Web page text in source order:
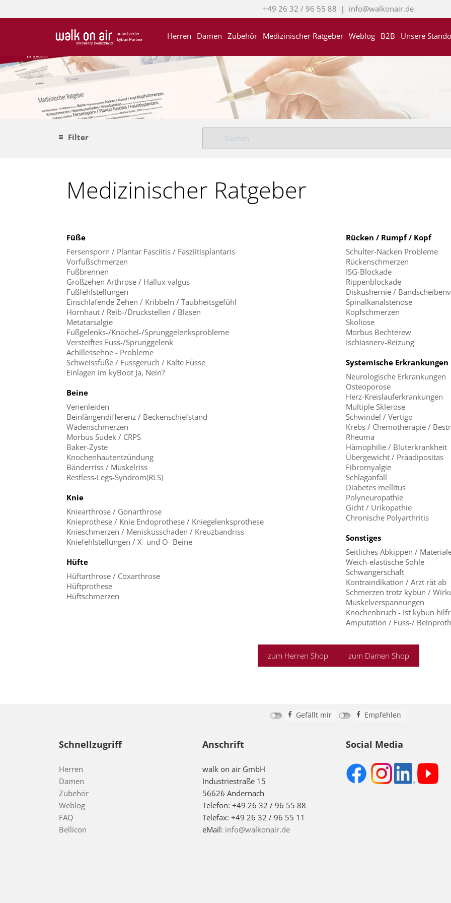
+49 26 32 / 96 55 88 | info@walkonair.de
Herren Damen Zubehör Medizinischer Ratgeber Weblog B2B Unsere
Filter
Medizinischer Ratgeber
Füße
Fersensporn / Plantar Fasciitis / Fasziitisplantaris
Vorfußschmerzen
Fußbrennen
Großzehen Arthrose / Hallux valgus
Fußfehlstellungen
Einschlafende Zehen / Kribbeln / Taubheitsgefühl
Hornhaut / Reib-/Druckstellen / Blasen
Metatarsalgie
Fußgelenks-/Knöchel-/Sprunggelenksprobleme
Versteiftes Fuss-/Sprunggelenk
Achillessehne - Probleme
Schweissfüße / Fussgeruch / Kalte Füsse
Einlagen im kyBoot Ja, Nein?
Beine
Venenleiden
Beinlängendifferenz / Beckenschiefstand
Wadenschmerzen
Morbus Sudek / CRPS
Baker-Zyste
Knochenhautentzündung
Bänderriss / Muskelriss
Restless-Legs-Syndrom(RLS)
Knie
Kniearthrose / Gonarthrose
Knieprothese / Knie Endoprothese / Kniegelenksprothese
Knieschmerzen / Meniskusschaden / Kreuzbandriss
Kniefehlstellungen / X- und O- Beine
Hüfte
Hüftarthrose / Coxarthrose
Hüftprothese
Hüftschmerzen
Rücken / Rumpf / Kopf
Schulter-Nacken Probleme
Rückenschmerzen
ISG-Blockade
Rippenblockade
Diskushernie /
Spinalkanalstenose
Kopfschmerzen
Skoliose
Morbus Bechterew
Ischiasnerv-Reizung
Systemische Erkrankungen
Neurologische Erkrankungen
Osteoporose
Herz-Kreislauferkrankungen
Multiple Sklerose
Schwindel / Vertigo
Krebs / Chemotherapie /
Rheuma
Hämophilie / Bluterkrankheit
Übergewicht / Präadipositas
Fibromyalgie
Schlaganfall
Diabetes mellitus
Polyneuropathie
Gicht / Urikopathie
Chronische Polyarthritis
Sonstiges
Seitliches Abkippen /
Weich-elastische Sohle
Schwangerschaft
Kontraindikation / Arzt rät ab
Schmerzen trotz kybun /
Muskelverspannungen
Knochenbruch - Ist kybun
Amputation / Fuss-/
zum Herren Shop zum Damen Shop
Gefällt mir Empfehlen
Schnellzugriff
Herren
Damen
Zubehör
Weblog
FAQ
Bellicon
Anschrift
walk on air GmbH
Industriestraße 15
56626 Andernach
Telefon: +49 26 32 / 96 55 88
Telefax: +49 26 32 / 96 55 11
eMail: info@walkonair.de
Social Media